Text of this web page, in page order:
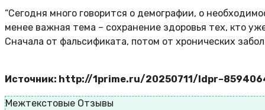
“Сегодня много говорится о демографии, о
менее важная тема – сохранение здоровья тех, кто
Сначала от фальсификата, потом от хронических
Источник: http://1prime.ru/20250711/
Межтекстовые Отзывы